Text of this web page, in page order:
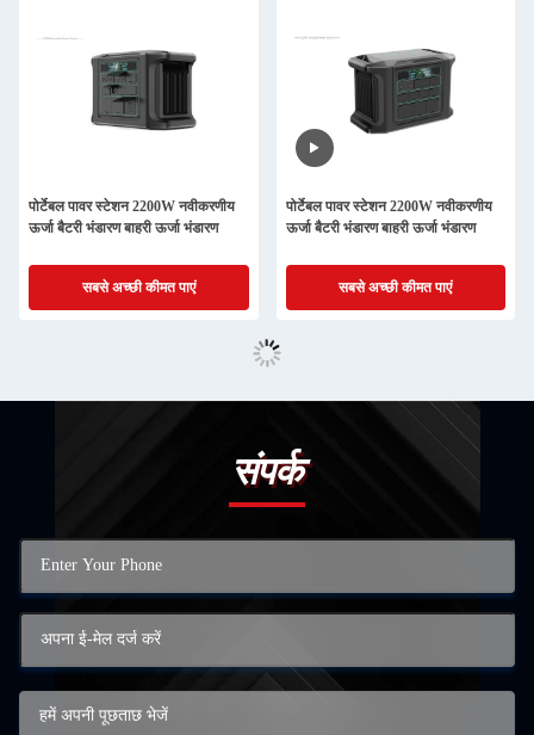
पोर्टेबल पावर स्टेशन 2200W नवीकरणीय
ऊर्जा बैटरी भंडारण बाहरी ऊर्जा भंडारण
सबसे अच्छी कीमत पाएं
पोर्टेबल पावर स्टेशन 2200W नवीकरणीय
ऊर्जा बैटरी भंडारण बाहरी ऊर्जा भंडारण
सबसे अच्छी कीमत पाएं
संपर्क